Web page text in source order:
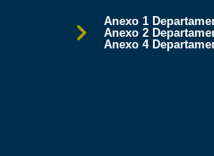
Anexo 1
Anexo 2
Anexo 4